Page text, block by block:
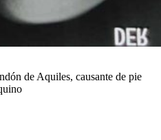
de Aquiles, causante de pie